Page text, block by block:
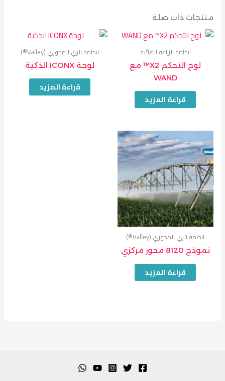
منتجات ذات صلة
انظمة الزراعة المائية
لوح التحكم X2™ مع
WAND
قراءة المزيد
انظمة الري المحوري (Valley®)
لوحة ICONX الذكية
قراءة المزيد
انظمة الري المحوري (Valley®)
نموذج 8120 محور مركزي
قراءة المزيد